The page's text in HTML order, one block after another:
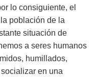
lo consiguiente, el
población de la
situación de
a seres humanos
humillados,
en una